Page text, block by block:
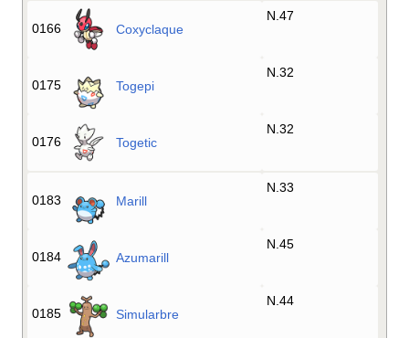
0166 Coxyclaque
N.47
0175 Togepi
N.32
0176 Togetic
N.32
0183 Marill
N.33
0184 Azumarill
N.45
0185 Simularbre
N.44